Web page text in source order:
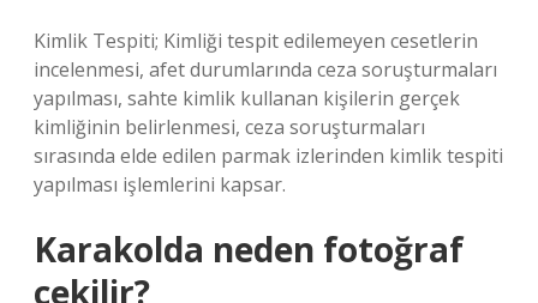
Kimlik Tespiti; Kimliği tespit edilemeyen cesetlerin
incelenmesi, afet durumlarında ceza soruşturmaları
yapılması, sahte kimlik kullanan kişilerin gerçek
kimliğinin belirlenmesi, ceza soruşturmaları
sırasında elde edilen parmak izlerinden kimlik tespiti
yapılması işlemlerini kapsar.
Karakolda neden fotoğraf
çekilir?